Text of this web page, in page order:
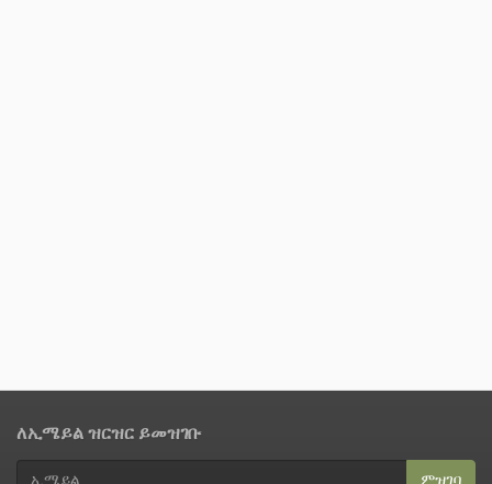
ለኢሜይል ዝርዝር ይመዝገቡ